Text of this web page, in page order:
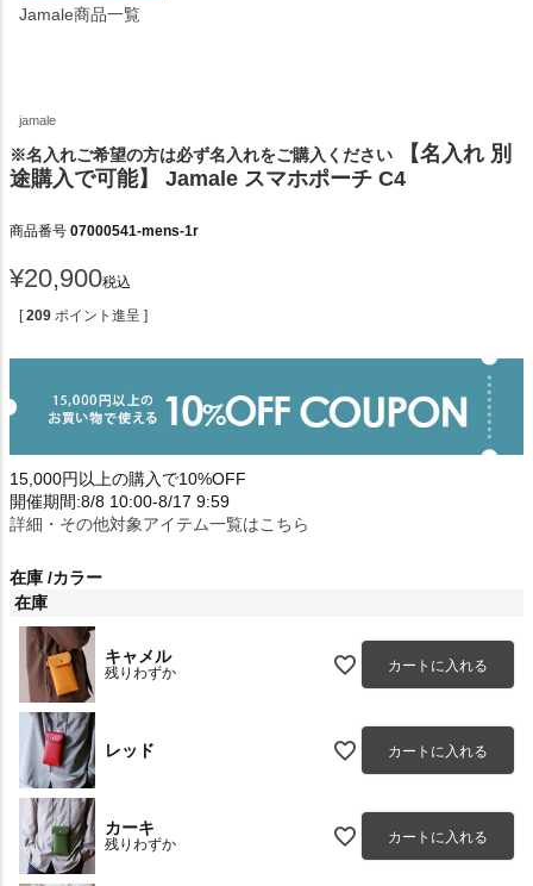
Jamale商品一覧
jamale
※名入れご希望の方は必ず名入れをご購入ください
【名入れ 別
途購入で可能】 Jamale スマホポーチ C4
商品番号 07000541-mens-1r
¥20,900税込
[ 209 ポイント進呈 ]
15,000円以上の購入で10%OFF
開催期間:8/8 10:00-8/17 9:59
詳細・その他対象アイテム一覧はこちら
在庫 カラー
在庫
キャメル
残りわずか カートに入れる
レッド カートに入れる
カーキ
残りわずか カートに入れる